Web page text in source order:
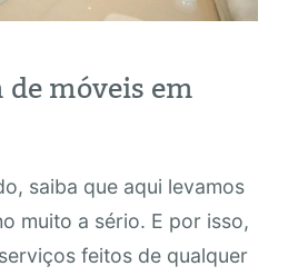
móveis em
saiba que aqui levamos
muito a sério. E por isso,
feitos de qualquer